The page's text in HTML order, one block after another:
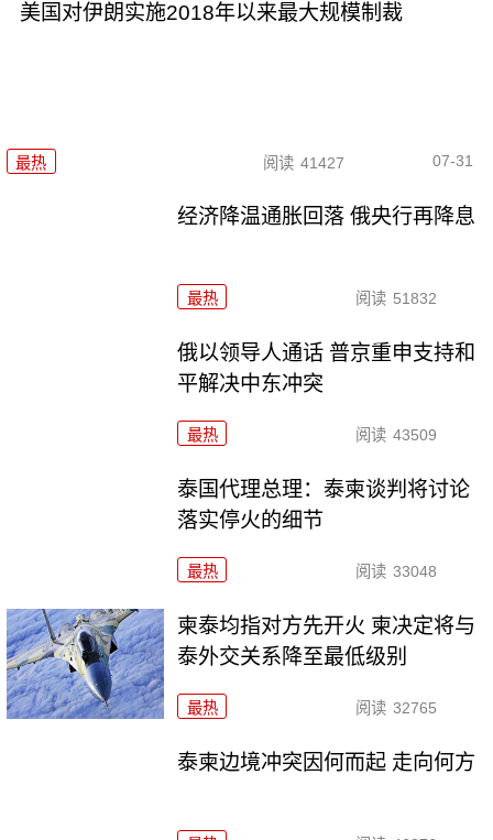
美国对伊朗实施2018年以来最大规模制裁
最热 阅读 41427 07-31
经济降温通胀回落 俄央行再降息
最热 阅读 51832
俄以领导人通话 普京重申支持和
平解决中东冲突
最热 阅读 43509
泰国代理总理：泰柬谈判将讨论
落实停火的细节
最热 阅读 33048
柬泰均指对方先开火 柬决定将与
泰外交关系降至最低级别
最热 阅读 32765
泰柬边境冲突因何而起 走向何方